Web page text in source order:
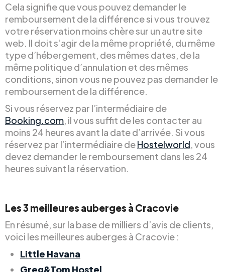
Cela signifie que vous pouvez demander le
remboursement de la différence si vous trouvez
votre réservation moins chère sur un autre site
web. Il doit s’agir de la même propriété, du même
type d’hébergement, des mêmes dates, de la
même politique d’annulation et des mêmes
conditions, sinon vous ne pouvez pas demander le
remboursement de la différence.
Si vous réservez par l’intermédiaire de
Booking.com , il vous suffit de les contacter au
moins 24 heures avant la date d’arrivée. Si vous
réservez par l’intermédiaire deHostelworld , vous
devez demander le remboursement dans les 24
heures suivant la réservation.
Les 3 meilleures auberges à Cracovie
En résumé, sur la base de milliers d’avis de clients,
voici les meilleures auberges à Cracovie :
Little Havana
Greg&Tom Hostel